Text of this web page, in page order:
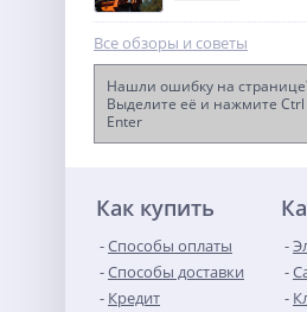
Бетоносмеситель TOR 120
л
Все обзоры и советы
Нашли ошибку на
Выделите её и нажмите Ctrl
Enter
Как купить
Способы оплаты
Способы доставки
Кредит